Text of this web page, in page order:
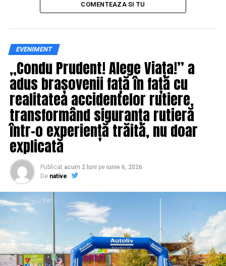
COMENTEAZA SI TU
EVENIMENT
„Condu Prudent! Alege Viața!” a
adus brașovenii față în față cu
realitatea accidentelor rutiere,
transformând siguranța rutieră
într-o experiență trăită, nu doar
explicată
Publicat acum 2 luni pe iunie 6, 2026
De native